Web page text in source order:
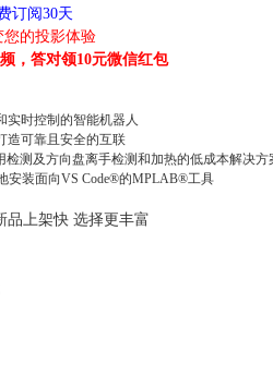
订阅30天
的投影体验
，答对领10元微信红包
实时控制的智能机器人
造可靠且安全的互联
检测及方向盘离手检测和加热的低成本解决方
安装面向VS Code®的MPLAB®工具
品上架快 选择更丰富